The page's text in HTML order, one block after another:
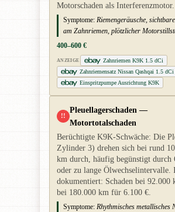
Motorschaden als Interferenzmotor.
Symptome: Riemengeräusche,
am Zahnriemen, plötzlicher
400–600 €
ANZEIGE
Zahnriemen K9K 1.5 dCi
Zahnriemensatz Nissan Qashqai 1.5 dCi
Einspritzpumpe Ausrichtung K9K
!!
Pleuellagerschaden —
Motortotalschaden
Berüchtigte K9K-Schwäche: Die
Zylinder 3) drehen sich bei rund
km durch, häufig begünstigt durch
oder zu lange Ölwechselintervalle.
dokumentiert: Schaden bei 92.000
bei 180.000 km für 6.100 €.
Symptome: Rhythmisches metallisches